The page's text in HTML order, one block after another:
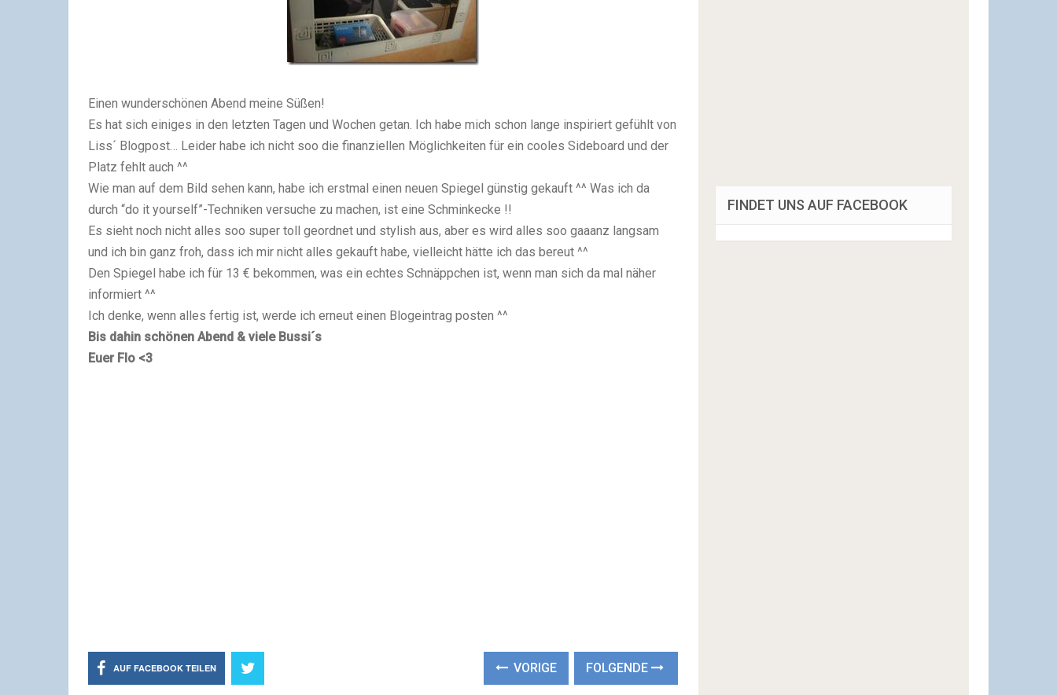
Einen wunderschönen Abend meine Süßen!
Es hat sich einiges in den letzten Tagen und Wochen getan. Ich habe mich schon lange inspiriert gefühlt von
Liss´ Blogpost… Leider habe ich nicht soo die finanziellen Möglichkeiten für ein cooles Sideboard und der
Platz fehlt auch ^^
Wie man auf dem Bild sehen kann, habe ich erstmal einen neuen Spiegel günstig gekauft ^^ Was ich da
durch “do it yourself”-Techniken versuche zu machen, ist eine Schminkecke !!
Es sieht noch nicht alles soo super toll geordnet und stylish aus, aber es wird alles soo gaaanz langsam
und ich bin ganz froh, dass ich mir nicht alles gekauft habe, vielleicht hätte ich das bereut ^^
Den Spiegel habe ich für 13 € bekommen, was ein echtes Schnäppchen ist, wenn man sich da mal näher
informiert ^^
Ich denke, wenn alles fertig ist, werde ich erneut einen Blogeintrag posten ^^
Bis dahin schönen Abend & viele Bussi´s
Euer Flo <3
AUF FACEBOOK TEILEN VORIGE FOLGENDE
FINDET UNS AUF FACEBOOK